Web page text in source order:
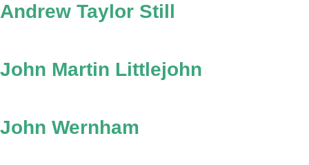
Andrew Taylor Still
John Martin Littlejohn
John Wernham